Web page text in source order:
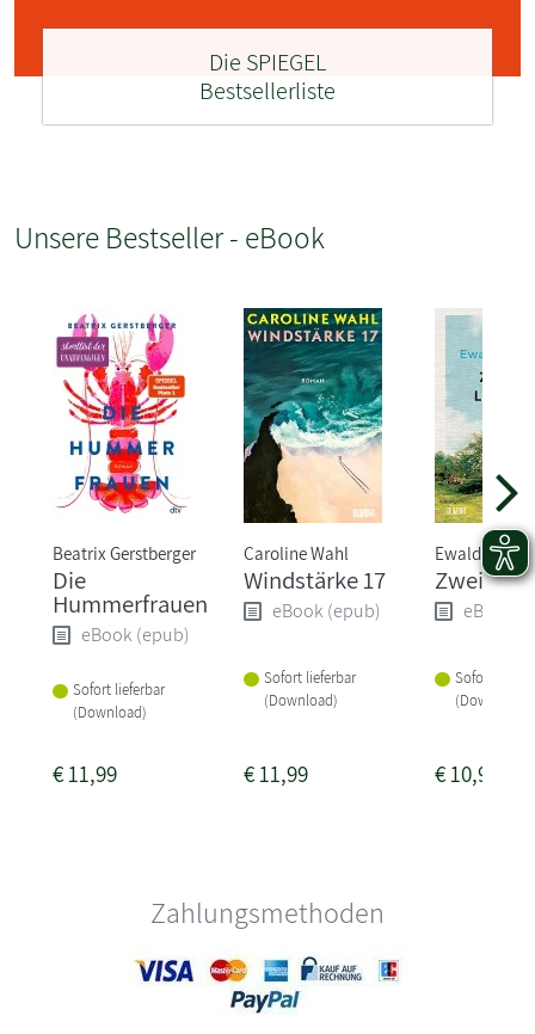
Die SPIEGEL
Bestsellerliste
Unsere Bestseller - eBook
Beatrix Gerstberger
Die
Hummerfrauen
eBook (epub)
Sofort lieferbar
(Download)
€11,99
Caroline Wahl
Windstärke 17
eBook (epub)
Sofort lieferbar
(Download)
€11,99
Ewald Arenz
Zwei
eBook
Sofort
(Download)
€10,99
Zahlungsmethoden